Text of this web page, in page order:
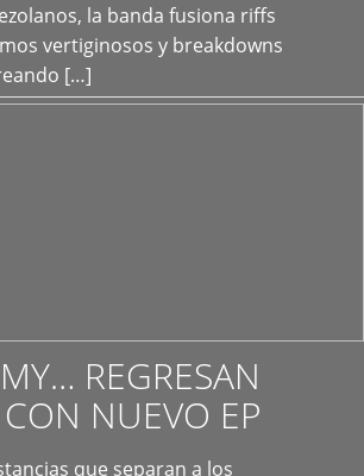
la banda fusiona riffs
vertiginosos y breakdowns
[…]
REGRESAN
CON NUEVO EP
que separan a los